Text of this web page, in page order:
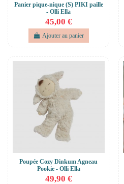
Panier pique-nique (S) PIKI paille
- Olli Ella
45,00 €
Ajouter au panier
Poupée Cozy Dinkum Agneau
Pookie - Olli Ella
49,90 €